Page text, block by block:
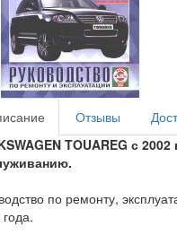
Отзывы
TOUAREG с
по ремонту,